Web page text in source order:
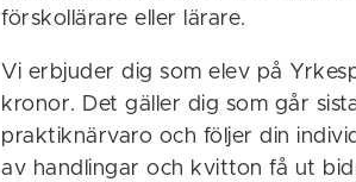
förskollärare eller lärare.
Vi erbjuder dig som elev på
kronor. Det gäller dig som går
praktiknärvaro och följer din
av handlingar och kvitton få ut